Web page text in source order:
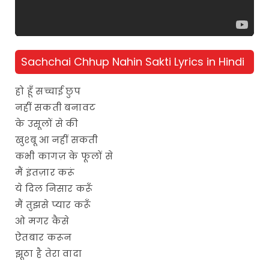
Sachchai Chhup Nahin Sakti Lyrics in Hindi
हो हूँ सच्चाई छुप
नहीं सकती बनावट
के उसूलों से की
खुश्बू आ नहीं सकती
कभी कागज़ के फूलों से
मैं इंतज़ार करूं
ये दिल निसार करूँ
मैं तुझसे प्यार करूँ
ओ मगर कैसे
ऐतबार करून
झूठा है तेरा वादा